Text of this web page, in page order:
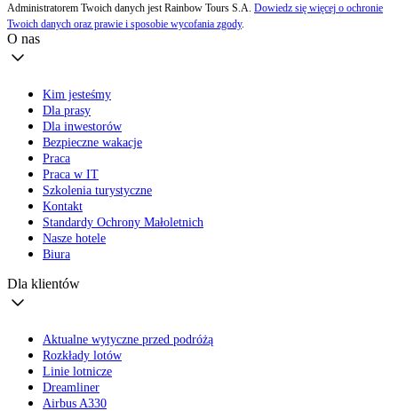
Administratorem Twoich danych jest Rainbow Tours S.A. Dowiedz się więcej o ochronie
Twoich danych oraz prawie i sposobie wycofania zgody.
O nas
Kim jesteśmy
Dla prasy
Dla inwestorów
Bezpieczne wakacje
Praca
Praca w IT
Szkolenia turystyczne
Kontakt
Standardy Ochrony Małoletnich
Nasze hotele
Biura
Dla klientów
Aktualne wytyczne przed podróżą
Rozkłady lotów
Linie lotnicze
Dreamliner
Airbus A330